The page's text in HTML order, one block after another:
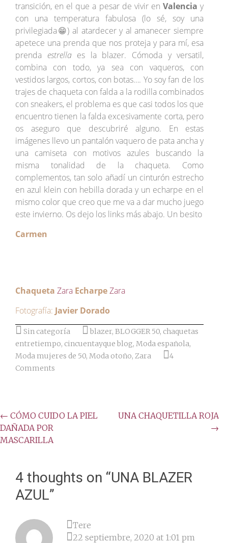
transición, en el que a pesar de vivir en Valencia y
con una temperatura fabulosa (lo sé, soy una
privilegiada😁) al atardecer y al amanecer siempre
apetece una prenda que nos proteja y para mí, esa
prenda estrellaes la blazer. Cómoda y versatil,
combina con todo, ya sea con vaqueros, con
vestidos largos, cortos, con botas…. Yo soy fan de los
trajes de chaqueta con falda a la rodilla combinados
con sneakers, el problema es que casi todos los que
encuentro tienen la falda excesivamente corta, pero
os aseguro que descubriré alguno. En estas
imágenes llevo un pantalón vaquero de pata ancha y
una camiseta con motivos azules buscando la
misma tonalidad de la chaqueta. Como
complementos, tan solo añadí un cinturón estrecho
en azul klein con hebilla dorada y un echarpe en el
mismo color que creo que me va a dar mucho juego
este invierno. Os dejo los links más abajo. Un besito
Carmen
Chaqueta Zara EcharpeZara
Fotografía: Javier Dorado
Sin categoría blazer, BLOGGER 50, chaquetas
entretiempo, cincuentayque blog, Moda española,
Moda mujeres de 50, Moda otoño, Zara
4
Comments
Post
navigation
← CÓMO CUIDO LA PIEL
DAÑADA POR
MASCARILLA
UNA CHAQUETILLA ROJA
→
4 thoughts on “UNA BLAZER
AZUL”
Tere
22 septiembre, 2020 at 1:01 pm